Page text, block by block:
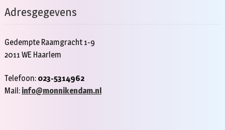
Adresgegevens
Gedempte Raamgracht 1-9
2011 WE Haarlem
Telefoon: 023-5314962
Mail: info@monnikendam.nl